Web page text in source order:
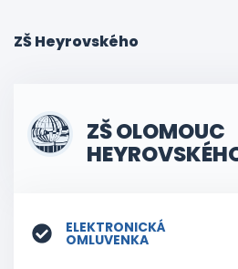
ZŠ Heyrovského
ZŠ OLOMOUC
ELEKTRONICKÁ
OMLUVENKA